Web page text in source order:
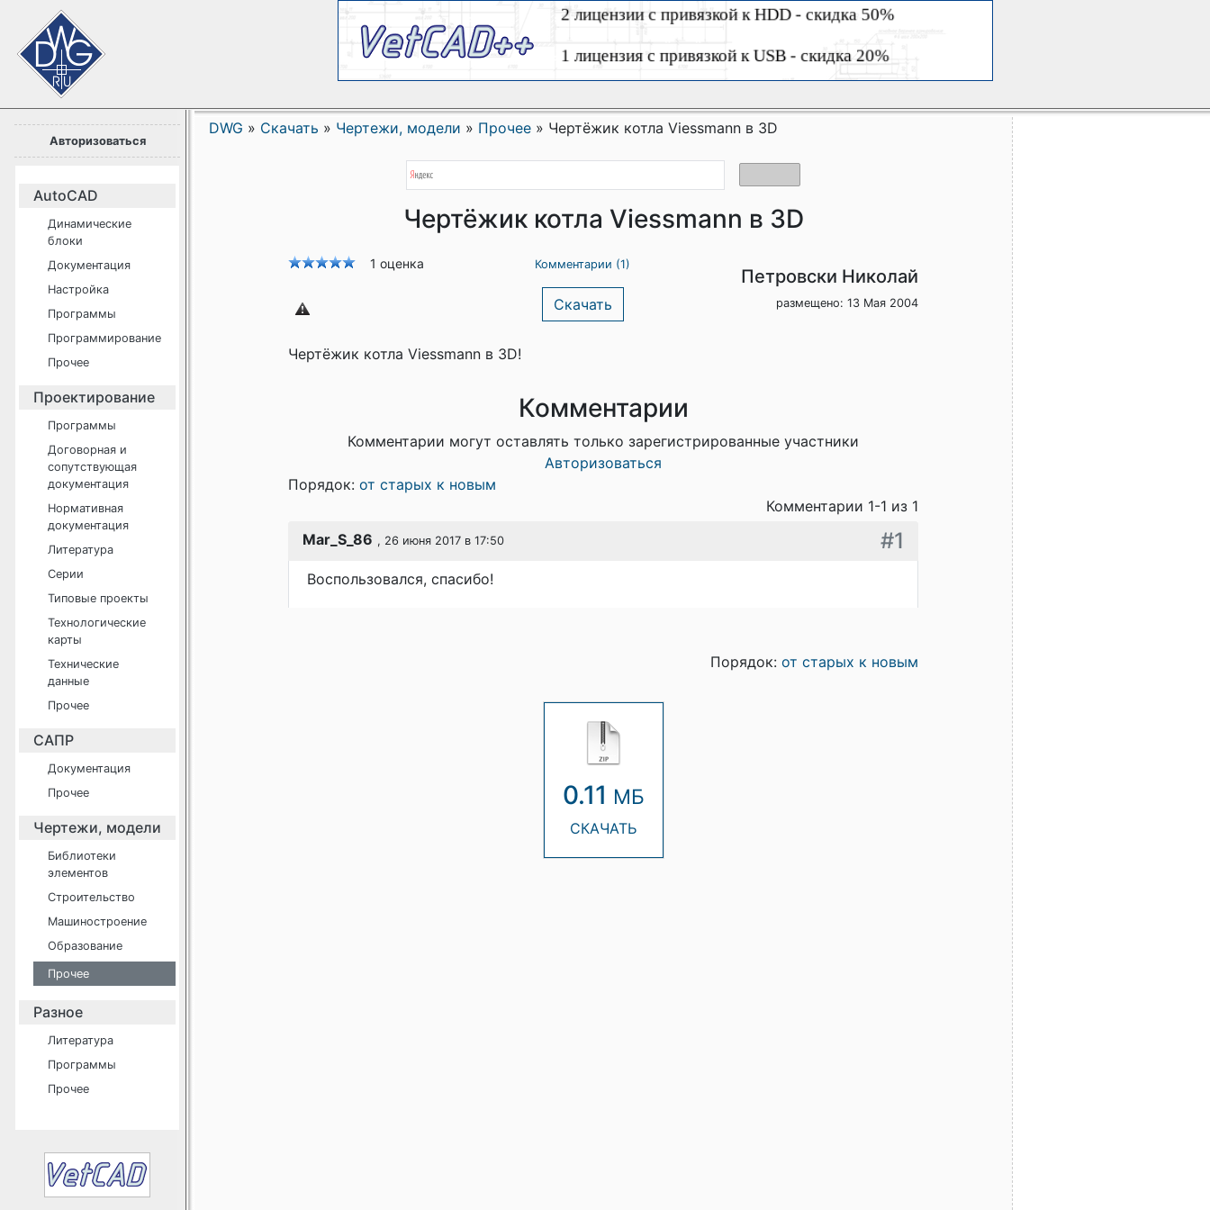
Авторизоваться
AutoCAD
Динамические
блоки
Документация
Настройка
Программы
Программирование
Прочее
Проектирование
Программы
Договорная и
сопутствующая
документация
Нормативная
документация
Литература
Серии
Типовые проекты
Технологические
карты
Технические
данные
Прочее
САПР
Документация
Прочее
Чертежи, модели
Библиотеки
элементов
Строительство
Машиностроение
Образование
Прочее
Разное
Литература
Программы
Прочее
DWG » Скачать » Чертежи, модели » Прочее » Чертёжик котла Viessmann в 3D
Чертёжик котла Viessmann в 3D
1 оценка Комментарии (1)
Скачать
Петровски Николай
размещено: 13 Мая 2004
Чертёжик котла Viessmann в 3D!
Комментарии
Комментарии могут оставлять только зарегистрированные участники
Авторизоваться
Порядок: от старых к новым
Комментарии 1-1 из 1
Mar_S_86 , 26 июня 2017 в 17:50 #1
Воспользовался, спасибо!
Порядок: от старых к новым
0.11 МБ
СКАЧАТЬ